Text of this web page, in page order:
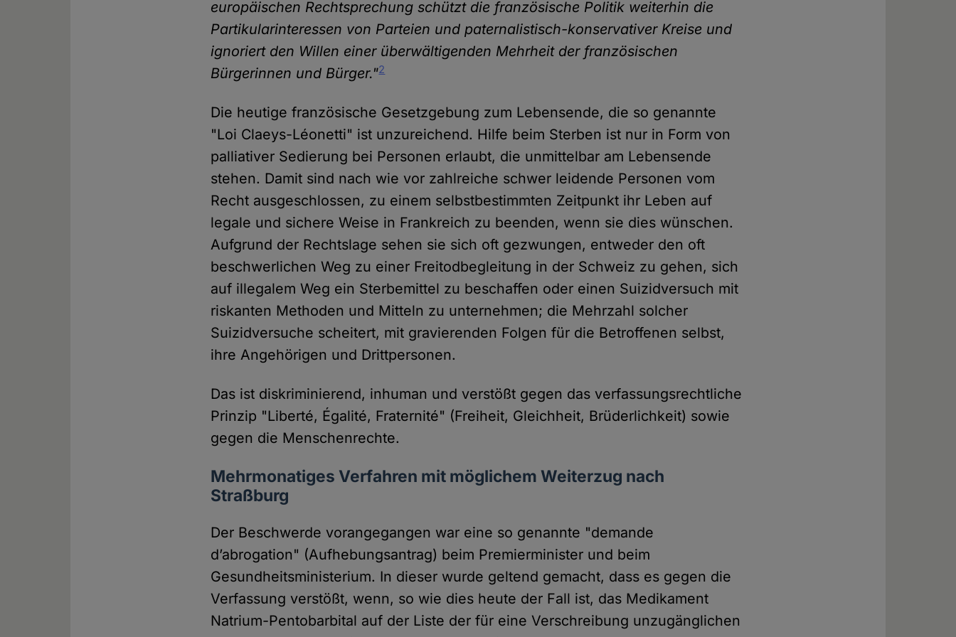
europäischen Rechtsprechung schützt die französische Politik weiterhin die
Partikularinteressen von Parteien und paternalistisch-konservativer Kreise und
ignoriert den Willen einer überwältigenden Mehrheit der französischen
Bürgerinnen und Bürger."2
Die heutige französische Gesetzgebung zum Lebensende, die so genannte
"Loi Claeys-Léonetti" ist unzureichend. Hilfe beim Sterben ist nur in Form von
palliativer Sedierung bei Personen erlaubt, die unmittelbar am Lebensende
stehen. Damit sind nach wie vor zahlreiche schwer leidende Personen vom
Recht ausgeschlossen, zu einem selbstbestimmten Zeitpunkt ihr Leben auf
legale und sichere Weise in Frankreich zu beenden, wenn sie dies wünschen.
Aufgrund der Rechtslage sehen sie sich oft gezwungen, entweder den oft
beschwerlichen Weg zu einer Freitodbegleitung in der Schweiz zu gehen, sich
auf illegalem Weg ein Sterbemittel zu beschaffen oder einen Suizidversuch mit
riskanten Methoden und Mitteln zu unternehmen; die Mehrzahl solcher
Suizidversuche scheitert, mit gravierenden Folgen für die Betroffenen selbst,
ihre Angehörigen und Drittpersonen.
Das ist diskriminierend, inhuman und verstößt gegen das verfassungsrechtliche
Prinzip "Liberté, Égalité, Fraternité" (Freiheit, Gleichheit, Brüderlichkeit) sowie
gegen die Menschenrechte.
Mehrmonatiges Verfahren mit möglichem Weiterzug nach
Straßburg
Der Beschwerde vorangegangen war eine so genannte "demande
d’abrogation" (Aufhebungsantrag) beim Premierminister und beim
Gesundheitsministerium. In dieser wurde geltend gemacht, dass es gegen die
Verfassung verstößt, wenn, so wie dies heute der Fall ist, das Medikament
Natrium-Pentobarbital auf der Liste der für eine Verschreibung unzugänglichen